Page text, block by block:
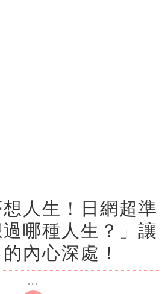
人生！日網超準
哪種人生？」讓
內心深處！